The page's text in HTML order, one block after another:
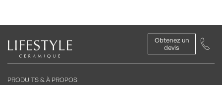
Obtenez un
devis
PRODUITS & À PROPOS